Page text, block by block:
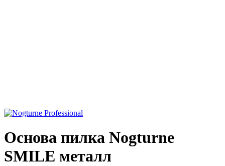
Основа пилка Nogturne
SMILE металл